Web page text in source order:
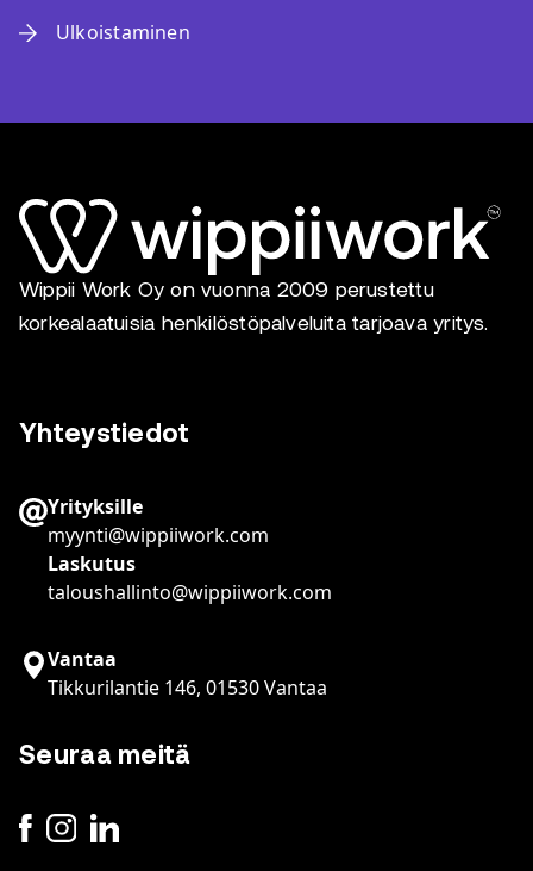
Ulkoistaminen
Wippii Work Oy on vuonna 2009 perustettu
korkealaatuisia henkilöstöpalveluita tarjoava yritys.
Yhteystiedot
Yrityksille
myynti@wippiiwork.com
Laskutus
taloushallinto@wippiiwork.com
Vantaa
Tikkurilantie 146, 01530 Vantaa
Seuraa meitä